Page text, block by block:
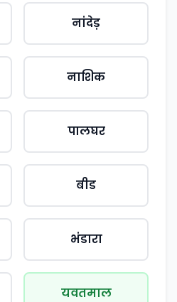
नांदेड़
नाशिक
पालघर
बीड
भंडारा
यवतमाल